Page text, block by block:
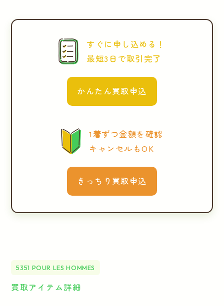
すぐに申し込める！
最短3日で取引完了
かんたん買取申込
1着ずつ金額を確認
キャンセルもOK
きっちり買取申込
5351 POUR LES HOMMES
買取アイテム詳細